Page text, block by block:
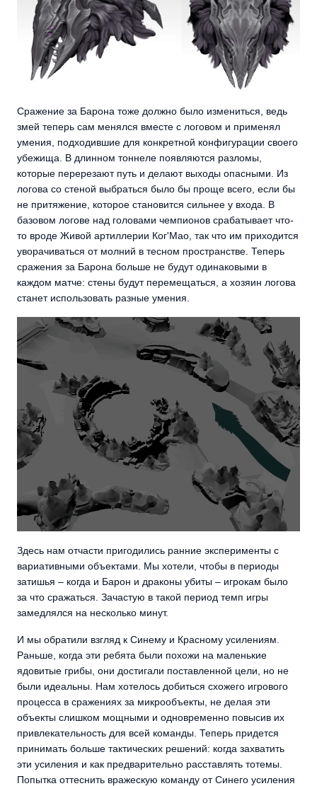
Сражение за Барона тоже должно было измениться, ведь
змей теперь сам менялся вместе с логовом и применял
умения, подходившие для конкретной конфигурации своего
убежища. В длинном тоннеле появляются разломы,
которые перерезают путь и делают выходы опасными. Из
логова со стеной выбраться было бы проще всего, если бы
не притяжение, которое становится сильнее у входа. В
базовом логове над головами чемпионов срабатывает что-
то вроде Живой артиллерии Ког'Мао, так что им приходится
уворачиваться от молний в тесном пространстве. Теперь
сражения за Барона больше не будут одинаковыми в
каждом матче: стены будут перемещаться, а хозяин логова
станет использовать разные умения.
Здесь нам отчасти пригодились ранние эксперименты с
вариативными объектами. Мы хотели, чтобы в периоды
затишья – когда и Барон и драконы убиты – игрокам было
за что сражаться. Зачастую в такой период темп игры
замедлялся на несколько минут.
И мы обратили взгляд к Синему и Красному усилениям.
Раньше, когда эти ребята были похожи на маленькие
ядовитые грибы, они достигали поставленной цели, но не
были идеальны. Нам хотелось добиться схожего игрового
процесса в сражениях за микрообъекты, не делая эти
объекты слишком мощными и одновременно повысив их
привлекательность для всей команды. Теперь придется
принимать больше тактических решений: когда захватить
эти усиления и как предварительно расставлять тотемы.
Попытка оттеснить вражескую команду от Синего усиления